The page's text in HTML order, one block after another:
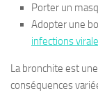
Porter un
Adopter une
infections
La bronchite est
conséquences